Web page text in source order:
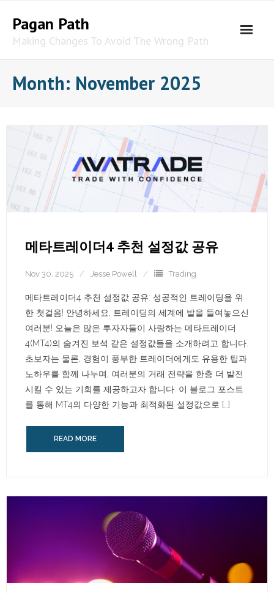
content
Pagan Path
Making Changes To Avoid The Wrong Path
Month: November 2025
메타트레이더4 추천 설정값 공유
Nov 30, 2025 Jesse Powell Trading
메타트레이더4 추천 설정값 공유: 성공적인 트레이딩을 위
한 첫걸음! 안녕하세요, 트레이딩의 세계에 발을 들여놓으신
여러분! 오늘은 많은 투자자들이 사랑하는 메타트레이더
4(MT4)의 숨겨진 보석 같은 설정값들을 소개하려고 합니다.
초보자는 물론, 경험이 풍부한 트레이더에게도 유용한 팁과
노하우를 함께 나누며, 여러분의 거래 전략을 한층 더 발전
시킬 수 있는 기회를 제공하고자 합니다. 이 블로그 포스트
를 통해 MT4의 다양한 기능과 최적화된 설정값으로 […]
READ MORE